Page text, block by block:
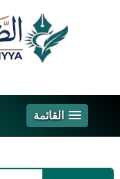
القائمة